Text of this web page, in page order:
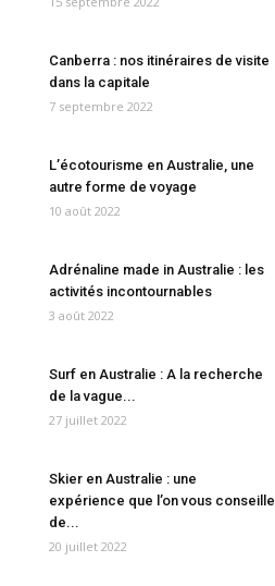
Canberra : nos itinéraires de visite
dans la capitale
7 septembre 2022
L’écotourisme en Australie, une
autre forme de voyage
10 août 2022
Adrénaline made in Australie : les
activités incontournables
3 août 2022
Surf en Australie : A la recherche
de la vague...
27 juillet 2022
Skier en Australie : une
expérience que l’on vous conseille
de...
20 juillet 2022